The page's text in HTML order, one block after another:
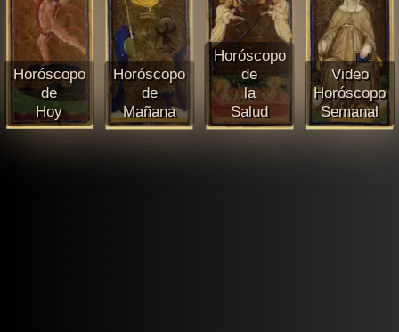
Horóscopo
de
Hoy
Horóscopo
de
Mañana
Horóscopo
de
la
Salud
Video
Horóscopo
Semanal